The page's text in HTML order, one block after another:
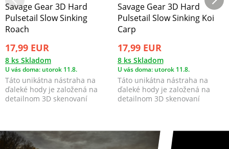
Savage Gear 3D Hard
Pulsetail Slow Sinking
Roach
17,99 EUR
8 ks Skladom
U vás doma: utorok 11.8.
Táto unikátna nástraha na
ďaleké hody je založená na
detailnom 3D skenovaní
Savage Gear 3D Hard
Pulsetail Slow Sinking Koi
Carp
17,99 EUR
8 ks Skladom
U vás doma: utorok 11.8.
Táto unikátna nástraha na
ďaleké hody je založená na
detailnom 3D skenovaní